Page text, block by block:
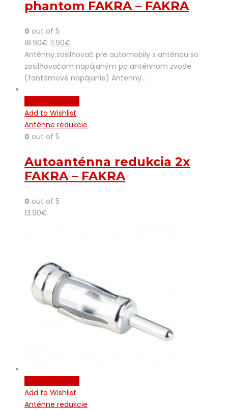
phantom FAKRA – FAKRA
0 out of 5
18.90€ 11.90€
Anténny zosilňovač pre automobily s anténou so
zosilňovačom napájaným po anténnom zvode
(fantómové napájanie) Antenny…
Add to Wishlist
Anténne redukcie
0 out of 5
Autoanténna redukcia 2x
FAKRA – FAKRA
0 out of 5
13.90€
Add to Wishlist
Anténne redukcie